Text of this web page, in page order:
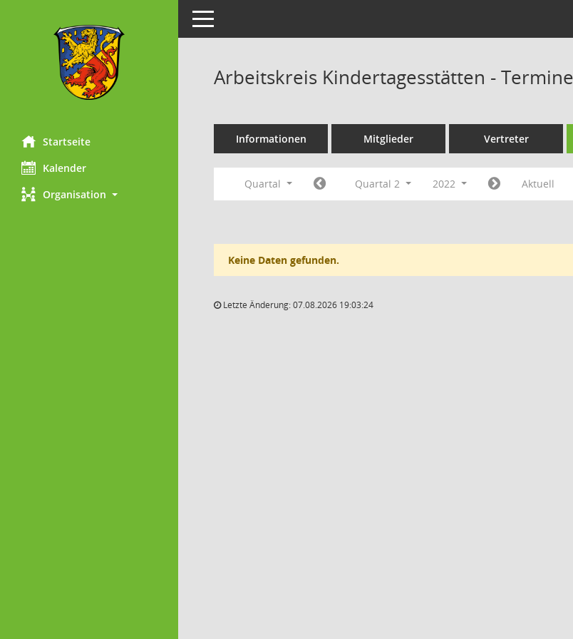
Startseite
Kalender
Organisation
Toggle navigation
Arbeitskreis Kindertagesstätten -
Informationen Mitglieder Vertreter
Quartal Quartal 2 2022 Aktuell
Keine Daten gefunden.
Letzte Änderung: 07.08.2026 19:03:24